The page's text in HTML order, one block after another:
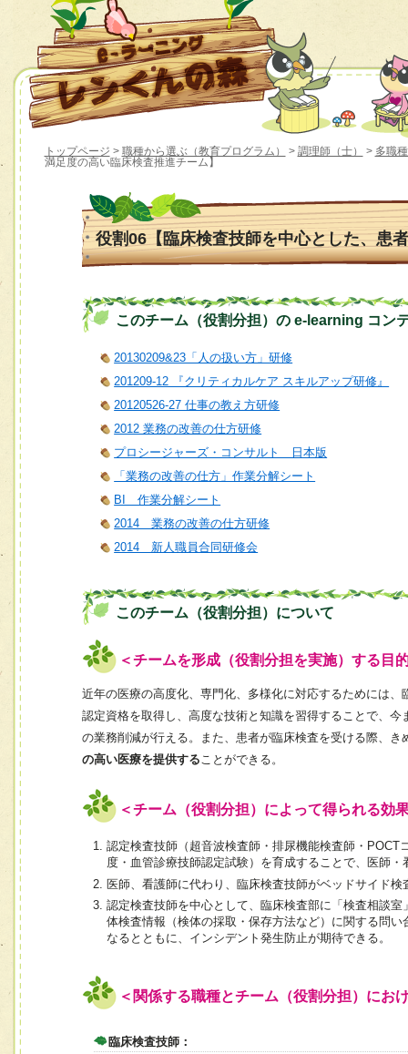
トップページ > 職種から選ぶ（教育プログラム） > 調理師（士） > 多職
満足度の高い臨床検査推進チーム】
役割06【臨床検査技師を中心とした、患
このチーム（役割分担）の e-learning コン
20130209&23「人の扱い方」研修
201209-12 『クリティカルケア スキルアップ研修』
20120526-27 仕事の教え方研修
2012 業務の改善の仕方研修
プロシージャーズ・コンサルト 日本版
「業務の改善の仕方」作業分解シート
BI 作業分解シート
2014 業務の改善の仕方研修
2014 新人職員合同研修会
このチーム（役割分担）について
＜チームを形成（役割分担を実施）する目
近年の医療の高度化、専門化、多様化に対応するためには
認定資格を取得し、高度な技術と知識を習得することで、今
の業務削減が行える。また、患者が臨床検査を受ける際、
の高い医療を提供する ことができる。
＜チーム（役割分担）によって得られる効
認定検査技師（超音波検査師・排尿機能検査師・
度・血管診療技師認定試験）を育成することで、医師
医師、看護師に代わり、臨床検査技師がベッドサイド
認定検査技師を中心として、臨床検査部に「検査相談
体検査情報（検体の採取・保存方法など）に関する問
なるとともに、インシデント発生防止が期待できる。
＜関係する職種とチーム（役割分担）にお
臨床検査技師：